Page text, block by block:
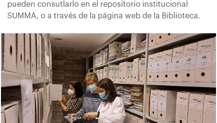
pueden consutlarlo en el repositorio institucional
SUMMA, o a través de la página web de la Biblioteca.